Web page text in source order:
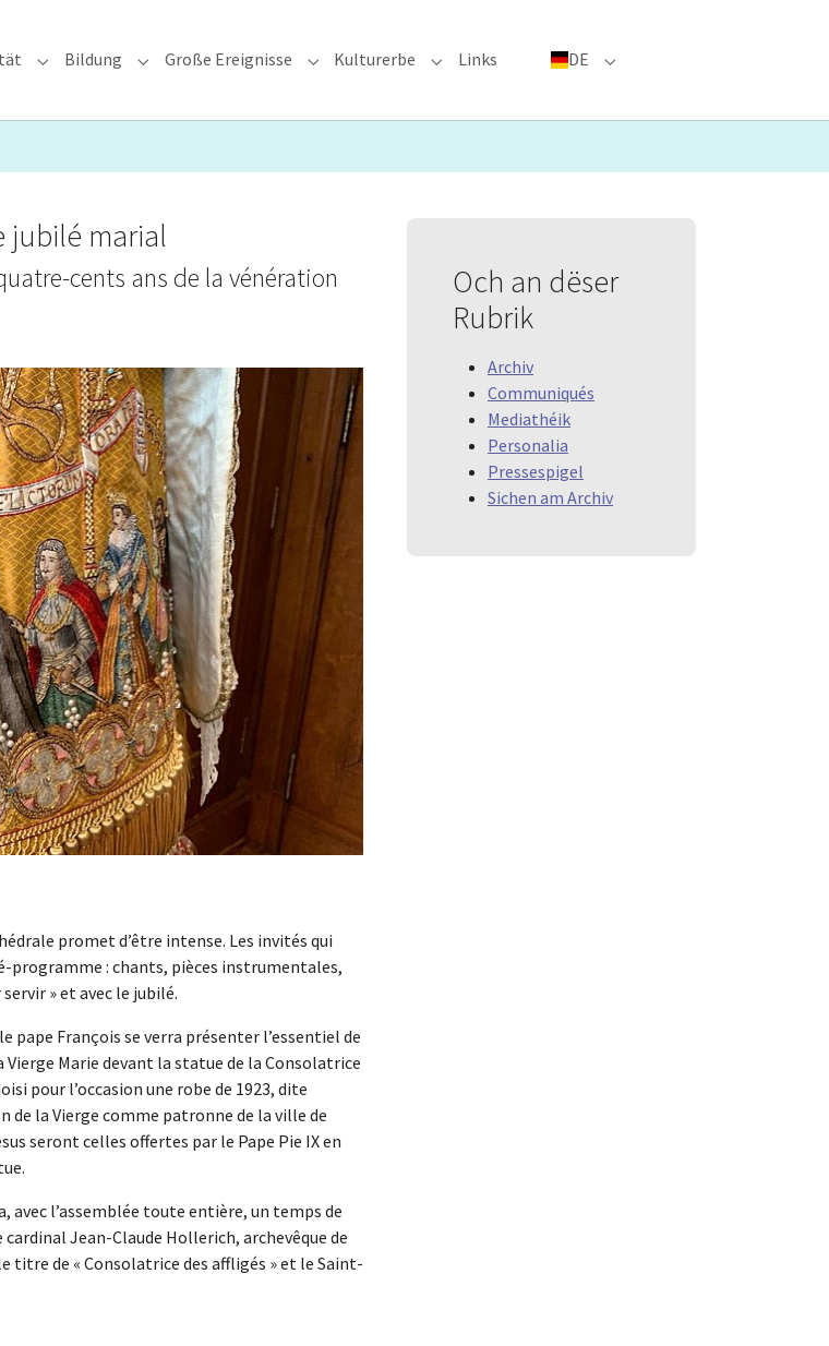
"Glauben & Pastoral"
Submenu for "Solidarität"
Bildung Submenu for "Bildung"
Große Ereignisse Submenu for "Große Ereignisse"
Kulturerbe Submenu for "Kulturerbe"
Links DE Submenu for "DE"
jubilé marial
cents ans de la vénération
promet d’être intense. Les invités qui
programme : chants, pièces instrumentales,
» et avec le jubilé.
pape François se verra présenter l’essentiel de
Marie devant la statue de la Consolatrice
pour l’occasion une robe de 1923, dite
de la Vierge comme patronne de la ville de
seront celles offertes par le Pape Pie IX en
avec l’assemblée toute entière, un temps de
Jean-Claude Hollerich, archevêque de
titre de « Consolatrice des affligés » et le Saint-
Och an dëser
Rubrik
Archiv
Communiqués
Mediathéik
Personalia
Pressespigel
Sichen am Archiv